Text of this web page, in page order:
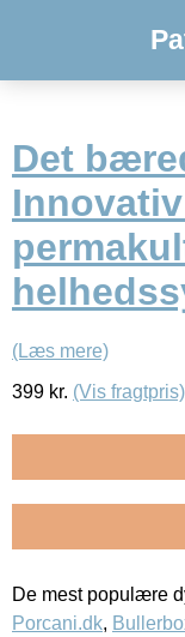
Det
(Læs mere)
399 kr. (Vis fragtpris)
De mest populære
Porcani.dk,